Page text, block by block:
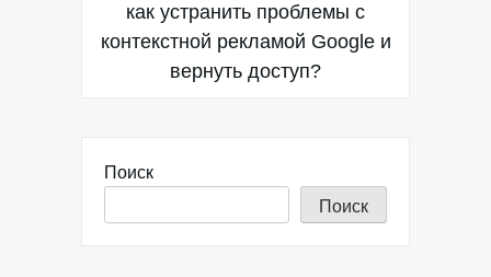
записям
как устранить проблемы с
контекстной рекламой Google и
вернуть доступ?
Поиск
Поиск